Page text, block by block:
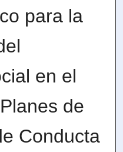
para la
en el
de
Conducta